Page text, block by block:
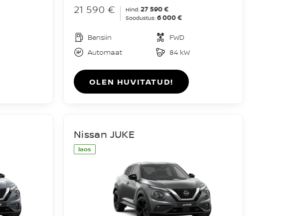
21 590 € Hind: 27 590 €
Soodustus: 6 000 €
Bensiin
FWD
Automaat
84 kW
OLEN HUVITATUD!
laos
Nissan JUKE